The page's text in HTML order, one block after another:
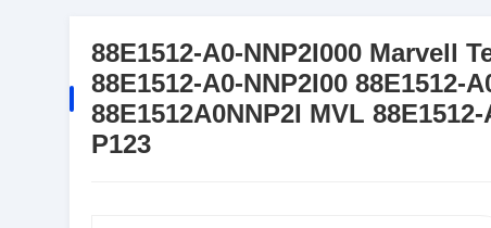
88E1512-A0-NNP2I000 Marvell
88E1512-A0-NNP2I00 88E1512-
88E1512A0NNP2I MVL
P123